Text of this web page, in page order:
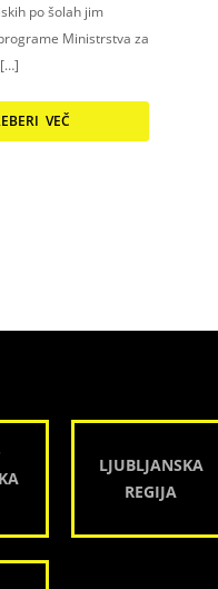
po šolah jim
Ministrstva za
VEČ
LJUBLJANSKA
REGIJA